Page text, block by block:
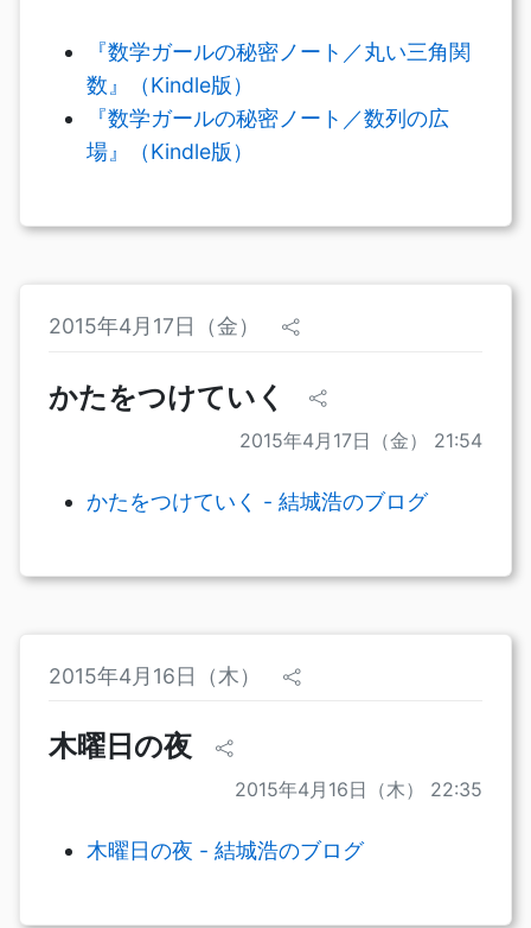
『数学ガールの秘密ノート／丸い三角関
数』（Kindle版）
『数学ガールの秘密ノート／数列の広
場』（Kindle版）
2015年4月17日（金）
かたをつけていく
2015年4月17日（金） 21:54
かたをつけていく - 結城浩のブログ
2015年4月16日（木）
木曜日の夜
2015年4月16日（木） 22:35
木曜日の夜 - 結城浩のブログ